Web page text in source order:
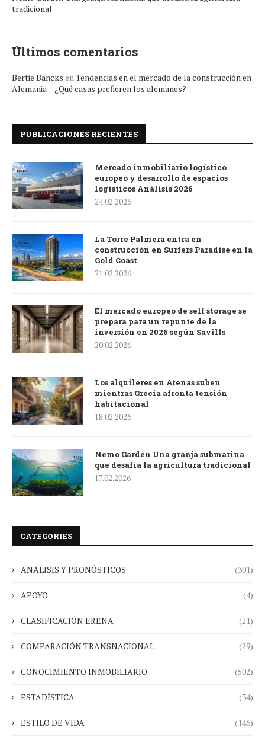
tradicional
Últimos comentarios
Bertie Bancks enTendencias en el mercado de la construcción en
Alemania – ¿Qué casas prefieren los alemanes?
PUBLICACIONES RECIENTES
Mercado inmobiliario logístico
europeo y desarrollo de espacios
logísticos Análisis 2026
24.02.2026
La Torre Palmera entra en
construcción en Surfers Paradise en la
Gold Coast
21.02.2026
El mercado europeo de self storage se
prepara para un repunte de la
inversión en 2026 según Savills
20.02.2026
Los alquileres en Atenas suben
mientras Grecia afronta tensión
habitacional
18.02.2026
Nemo Garden Una granja submarina
que desafía la agricultura tradicional
17.02.2026
CATEGORIES
ANÁLISIS Y PRONÓSTICOS (301)
APOYO (4)
CLASIFICACIÓN ERENA (21)
COMPARACIÓN TRANSNACIONAL (29)
CONOCIMIENTO INMOBILIARIO (502)
ESTADÍSTICA (34)
ESTILO DE VIDA (146)